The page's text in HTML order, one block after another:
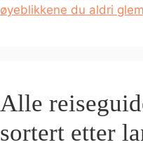
øyeblikkene du aldri
Alle
sortert etter